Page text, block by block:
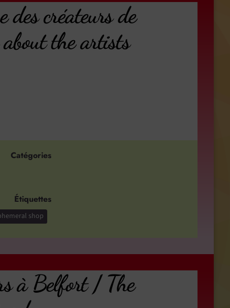
des créateurs de
the artists
Catégories
Étiquettes
shop
à Belfort / The